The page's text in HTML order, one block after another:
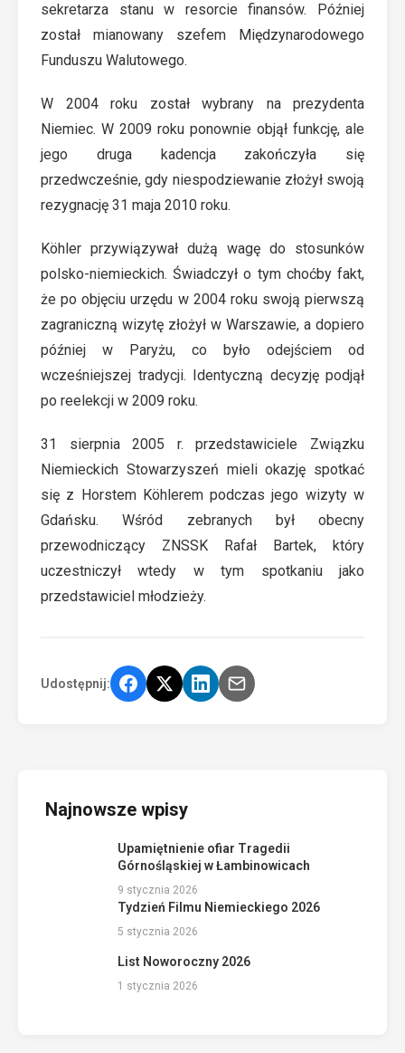
sekretarza stanu w resorcie finansów. Później
został mianowany szefem Międzynarodowego
Funduszu Walutowego.
W 2004 roku został wybrany na prezydenta
Niemiec. W 2009 roku ponownie objął funkcję, ale
jego druga kadencja zakończyła się
przedwcześnie, gdy niespodziewanie złożył swoją
rezygnację 31 maja 2010 roku.
Köhler przywiązywał dużą wagę do stosunków
polsko-niemieckich. Świadczył o tym choćby fakt,
że po objęciu urzędu w 2004 roku swoją pierwszą
zagraniczną wizytę złożył w Warszawie, a dopiero
później w Paryżu, co było odejściem od
wcześniejszej tradycji. Identyczną decyzję podjął
po reelekcji w 2009 roku.
31 sierpnia 2005 r. przedstawiciele Związku
Niemieckich Stowarzyszeń mieli okazję spotkać
się z Horstem Köhlerem podczas jego wizyty w
Gdańsku. Wśród zebranych był obecny
przewodniczący ZNSSK Rafał Bartek, który
uczestniczył wtedy w tym spotkaniu jako
przedstawiciel młodzieży.
Udostępnij:
Najnowsze wpisy
Upamiętnienie ofiar Tragedii
Górnośląskiej w Łambinowicach
9 stycznia 2026
Tydzień Filmu Niemieckiego 2026
5 stycznia 2026
List Noworoczny 2026
1 stycznia 2026